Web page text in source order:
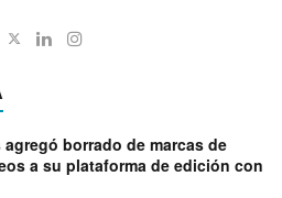
agregó borrado de marcas de
a su plataforma de edición con